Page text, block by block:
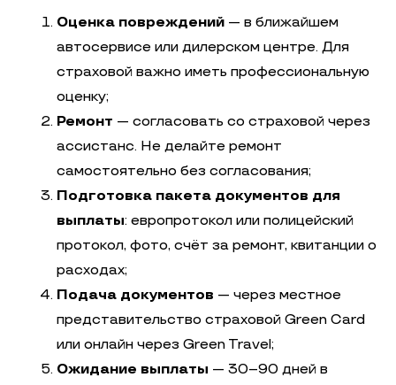
Оценка повреждений — в ближайшем
автосервисе или дилерском центре. Для
страховой важно иметь профессиональную
оценку;
Ремонт — согласовать со страховой через
ассистанс. Не делайте ремонт
самостоятельно без согласования;
Подготовка пакета документов для
выплаты: европротокол или полицейский
протокол, фото, счёт за ремонт, квитанции о
расходах;
Подача документов — через местное
представительство страховой Green Card
или онлайн через Green Travel;
Ожидание выплаты — 30–90 дней в